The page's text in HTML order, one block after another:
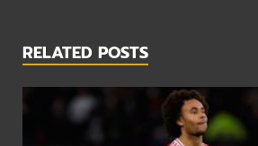
RELATED POSTS